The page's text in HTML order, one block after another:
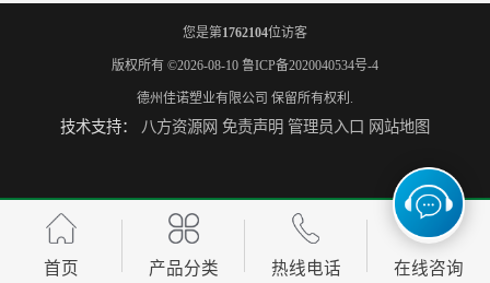
您是第1762104位访客
版权所有 ©2026-08-10 鲁ICP备2020040534号-4
德州佳诺塑业有限公司 保留所有权利.
技术支持： 八方资源网 免责声明 管理员入口 网站地图
首页 产品分类 热线电话 在线咨询